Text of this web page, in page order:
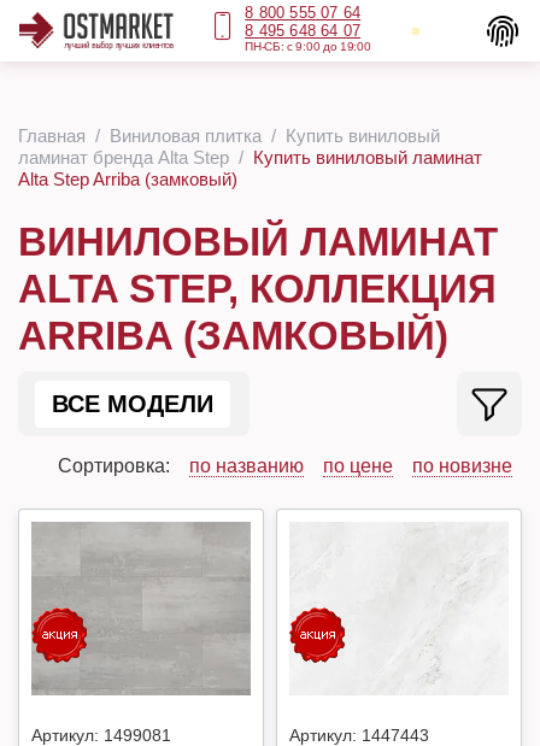
8 800 555 07 64
8 495 648 64 07
ПН-СБ: с 9:00 до 19:00
Главная Виниловая плитка
Купить виниловый
ламинат бренда Alta Step
Купить виниловый ламинат
Alta Step Arriba (замковый)
ВИНИЛОВЫЙ ЛАМИНАТ
ALTA STEP, КОЛЛЕКЦИЯ
ARRIBA (ЗАМКОВЫЙ)
ВСЕ МОДЕЛИ
Сортировка: по названию по цене по новизне
Артикул: 1499081 Артикул: 1447443